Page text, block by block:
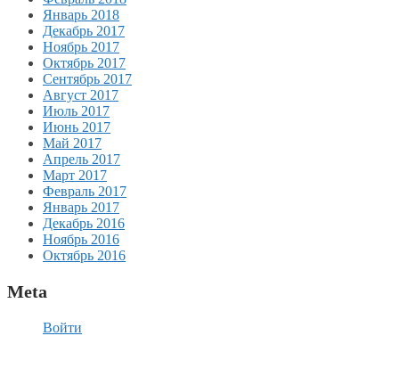
Январь 2018
Декабрь 2017
Ноябрь 2017
Октябрь 2017
Сентябрь 2017
Август 2017
Июль 2017
Июнь 2017
Май 2017
Апрель 2017
Март 2017
Февраль 2017
Январь 2017
Декабрь 2016
Ноябрь 2016
Октябрь 2016
Meta
Войти